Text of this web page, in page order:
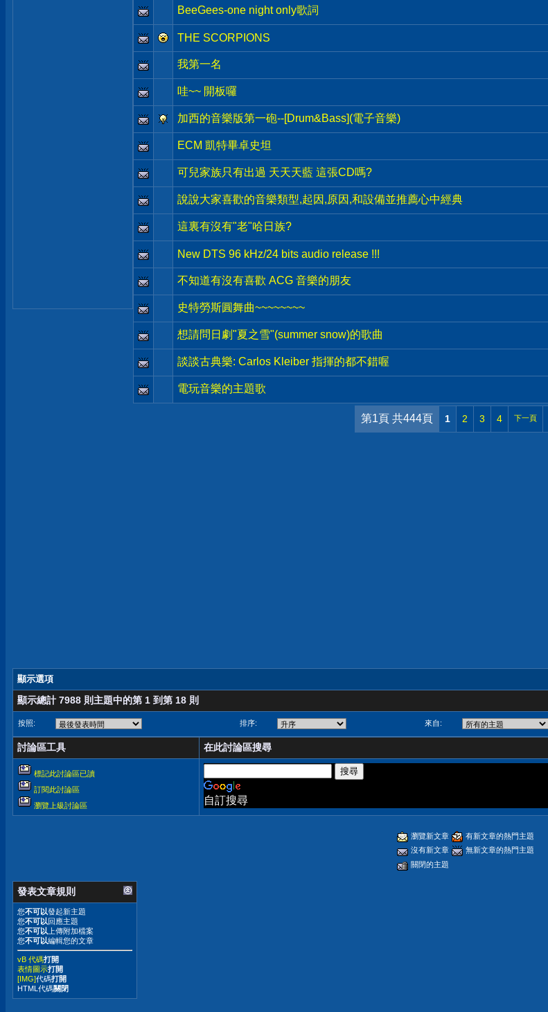
BeeGees-one night only歌詞
THE SCORPIONS
我第一名
哇~~ 開板囉
加西的音樂版第一砲--[Drum&Bass](電子音樂)
ECM 凱特畢卓史坦
可兒家族只有出過 天天天藍 這張CD嗎?
說說大家喜歡的音樂類型,起因,原因,和設備並推薦心中經典
這裏有沒有"老"哈日族?
New DTS 96 kHz/24 bits audio release !!!
不知道有沒有喜歡 ACG 音樂的朋友
史特勞斯圓舞曲~~~~~~~~
想請問日劇"夏之雪"(summer snow)的歌曲
談談古典樂: Carlos Kleiber 指揮的都不錯喔
電玩音樂的主題歌
第1頁 共444頁 1 2 3 4 下一頁
顯示選項
顯示總計 7988 則主題中的第 1 到第 18 則
按照: 排序: 來自:
討論區工具 在此討論區搜尋
標記此討論區已讀
訂閱此討論區
瀏覽上級討論區
自訂搜尋
瀏覽新文章
有新文章的熱門主題
沒有新文章
無新文章的熱門主題
關閉的主題
發表文章規則
您不可以發起新主題
您不可以回應主題
您不可以 上傳附加檔案
您不可以編輯您的文章
vB 代碼打開
表情圖示打開
[IMG]代碼打開
HTML代碼關閉